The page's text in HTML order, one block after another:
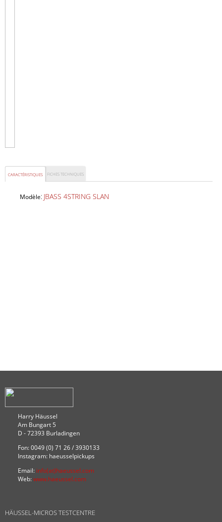
CARACTÉRISTIQUES FICHES TECHNIQUES
Modèle: JBASS 4STRING SLAN
Harry Häussel
Am Bungart 5
D - 72393 Burladingen
Fon: 0049 (0) 71 26 / 3930133
Instagram: haeusselpickups
Email: info(at)haeussel.com
Web:www.haeussel.com
HÄUSSEL-MICROS TESTCENTRE